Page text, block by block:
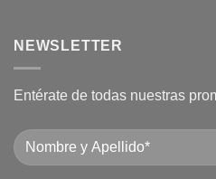
NEWSLETTER
Entérate de todas nuestras